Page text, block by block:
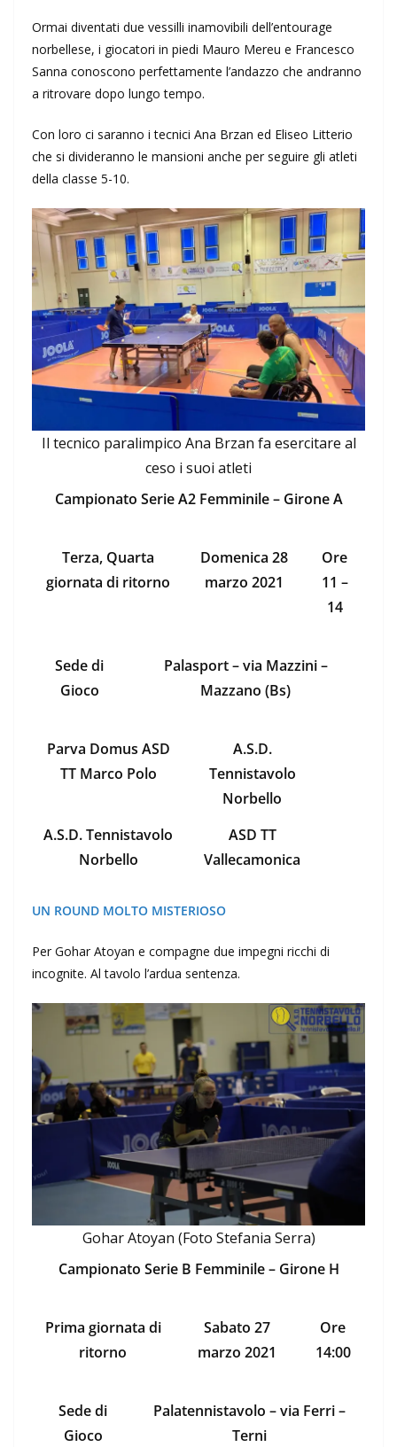
Ormai diventati due vessilli inamovibili dell’entourage
norbellese, i giocatori in piedi Mauro Mereu e Francesco
Sanna conoscono perfettamente l’andazzo che andranno
a ritrovare dopo lungo tempo.
Con loro ci saranno i tecnici Ana Brzan ed Eliseo Litterio
che si divideranno le mansioni anche per seguire gli atleti
della classe 5-10.
Il tecnico paralimpico Ana Brzan fa esercitare al
ceso i suoi atleti
Campionato Serie A2 Femminile – Girone A
Terza, Quarta
giornata di ritorno
Domenica 28
marzo 2021
Ore
11 –
14
Sede di
Gioco
Palasport – via Mazzini –
Mazzano (Bs)
Parva Domus ASD
TT Marco Polo
A.S.D.
Tennistavolo
Norbello
A.S.D. Tennistavolo
Norbello
ASD TT
Vallecamonica
UN ROUND MOLTO MISTERIOSO
Per Gohar Atoyan e compagne due impegni ricchi di
incognite. Al tavolo l’ardua sentenza.
Gohar Atoyan (Foto Stefania Serra)
Campionato Serie B Femminile – Girone H
Prima giornata di
ritorno
Sabato 27
marzo 2021
Ore
14:00
Sede di
Gioco
Palatennistavolo – via Ferri –
Terni